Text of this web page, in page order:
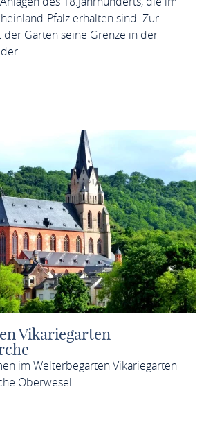
Pfalz erhalten sind. Zur
Garten seine Grenze in der
Vikariegarten
im Welterbegarten Vikariegarten
Oberwesel